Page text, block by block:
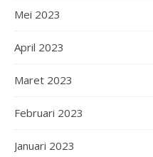
Mei 2023
April 2023
Maret 2023
Februari 2023
Januari 2023